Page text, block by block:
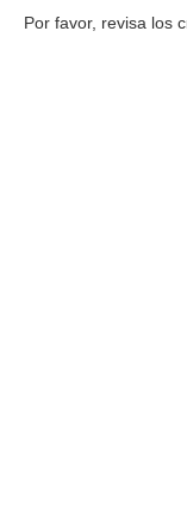
Por favor, revisa los